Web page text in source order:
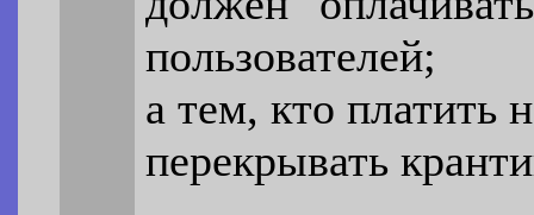
пользователей;
а тем, кто платить
перекрывать